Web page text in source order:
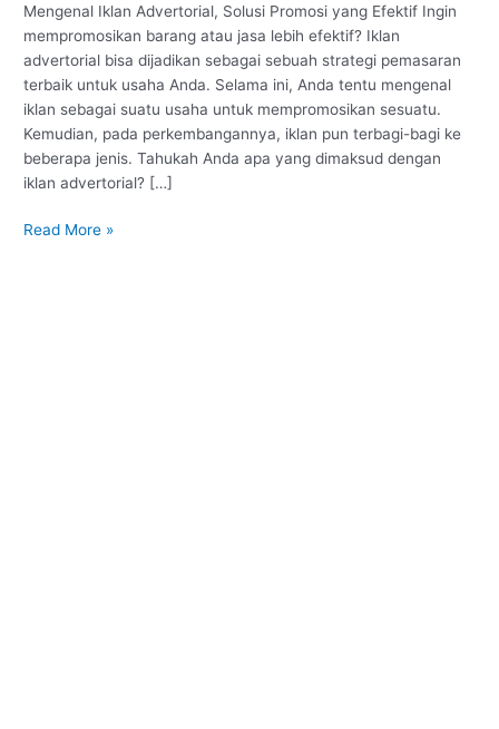
Mengenal Iklan Advertorial, Solusi Promosi yang Efektif Ingin
mempromosikan barang atau jasa lebih efektif? Iklan
advertorial bisa dijadikan sebagai sebuah strategi pemasaran
terbaik untuk usaha Anda. Selama ini, Anda tentu mengenal
iklan sebagai suatu usaha untuk mempromosikan sesuatu.
Kemudian, pada perkembangannya, iklan pun terbagi-bagi ke
beberapa jenis. Tahukah Anda apa yang dimaksud dengan
iklan advertorial? […]
Promosi
Efektif
Read More »